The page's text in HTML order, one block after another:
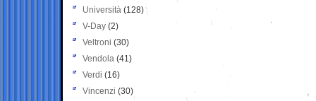
Università (128)
V-Day (2)
Veltroni (30)
Vendola (41)
Verdi (16)
Vincenzi (30)